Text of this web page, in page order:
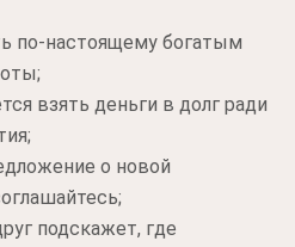
по-настоящему богатым
взять деньги в долг ради
о новой
подскажет, где